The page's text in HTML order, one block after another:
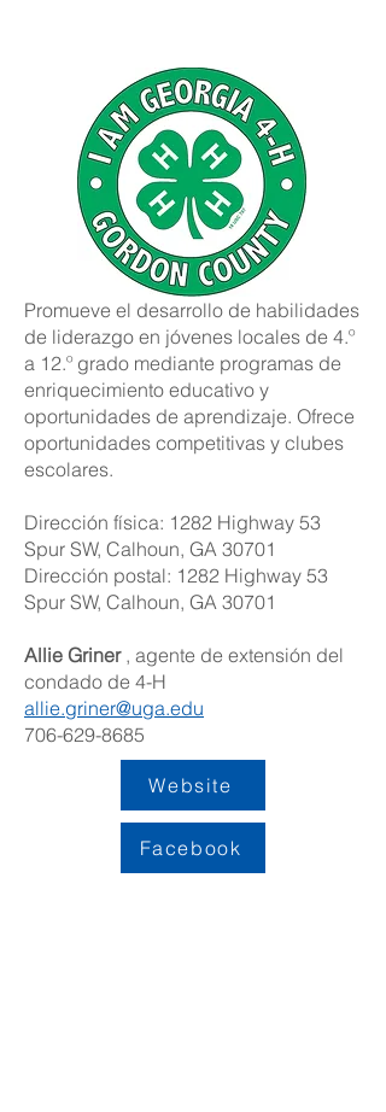
Promueve el desarrollo de habilidades
de liderazgo en jóvenes locales de 4.º
a 12.º grado mediante programas de
enriquecimiento educativo y
oportunidades de aprendizaje. Ofrece
oportunidades competitivas y clubes
escolares.
Dirección física: 1282 Highway 53
Spur SW, Calhoun, GA 30701
Dirección postal: 1282 Highway 53
Spur SW, Calhoun, GA 30701
Allie Griner, agente de extensión del
condado de 4-H
allie.griner@uga.edu
706-629-8685
Website
Facebook